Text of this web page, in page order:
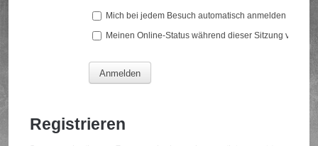
Mich bei jedem Besuch automatisch anmelden
Meinen Online-Status während dieser Sitzung
Registrieren